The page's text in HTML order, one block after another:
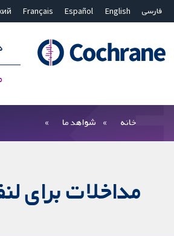
فارسی English
Español
Français
بستن جستجو ✖
خانه شواهد ما
مداخلات برای